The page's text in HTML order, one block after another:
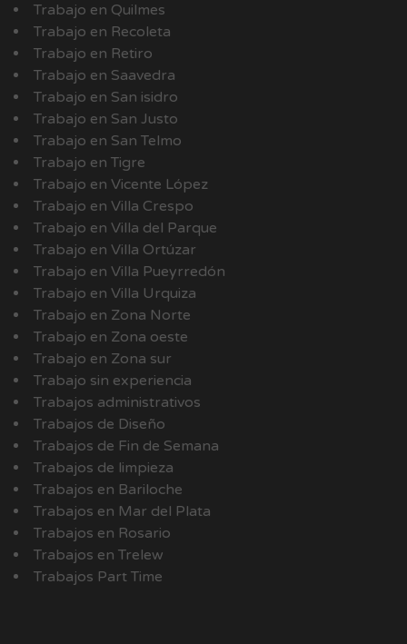
Trabajo en Quilmes
Trabajo en Recoleta
Trabajo en Retiro
Trabajo en Saavedra
Trabajo en San isidro
Trabajo en San Justo
Trabajo en San Telmo
Trabajo en Tigre
Trabajo en Vicente López
Trabajo en Villa Crespo
Trabajo en Villa del Parque
Trabajo en Villa Ortúzar
Trabajo en Villa Pueyrredón
Trabajo en Villa Urquiza
Trabajo en Zona Norte
Trabajo en Zona oeste
Trabajo en Zona sur
Trabajo sin experiencia
Trabajos administrativos
Trabajos de Diseño
Trabajos de Fin de Semana
Trabajos de limpieza
Trabajos en Bariloche
Trabajos en Mar del Plata
Trabajos en Rosario
Trabajos en Trelew
Trabajos Part Time